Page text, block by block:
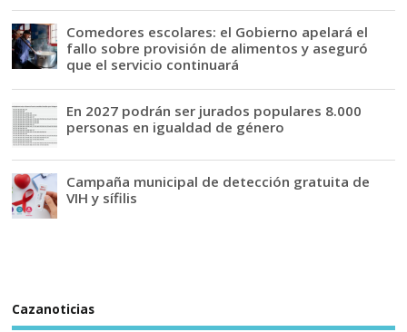
Comedores escolares: el Gobierno apelará el
fallo sobre provisión de alimentos y aseguró
que el servicio continuará
En 2027 podrán ser jurados populares 8.000
personas en igualdad de género
Campaña municipal de detección gratuita de
VIH y sífilis
Cazanoticias